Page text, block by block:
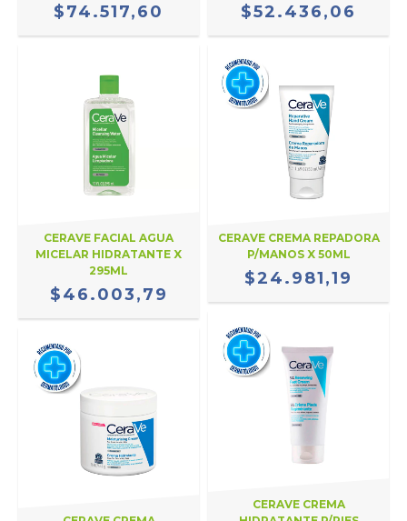
$74.517,60 $52.436,06
CERAVE FACIAL AGUA
MICELAR HIDRATANTE X
295ML
$46.003,79
CERAVE CREMA REPADORA
P/MANOS X 50ML
$24.981,19
CERAVE CREMA